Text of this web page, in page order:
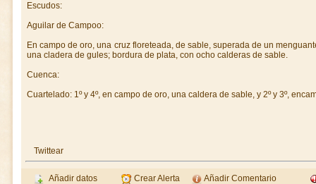
Escudos:
Aguilar de Campoo:
En campo de oro, una cruz floreteada, de sable, superada de un
una cladera de gules; bordura de plata, con ocho calderas de sable.
Cuenca:
Cuartelado: 1º y 4º, en campo de oro, una caldera de sable, y 2º y 3º,
Twittear
Añadir datos Crear Alerta Añadir Comentario